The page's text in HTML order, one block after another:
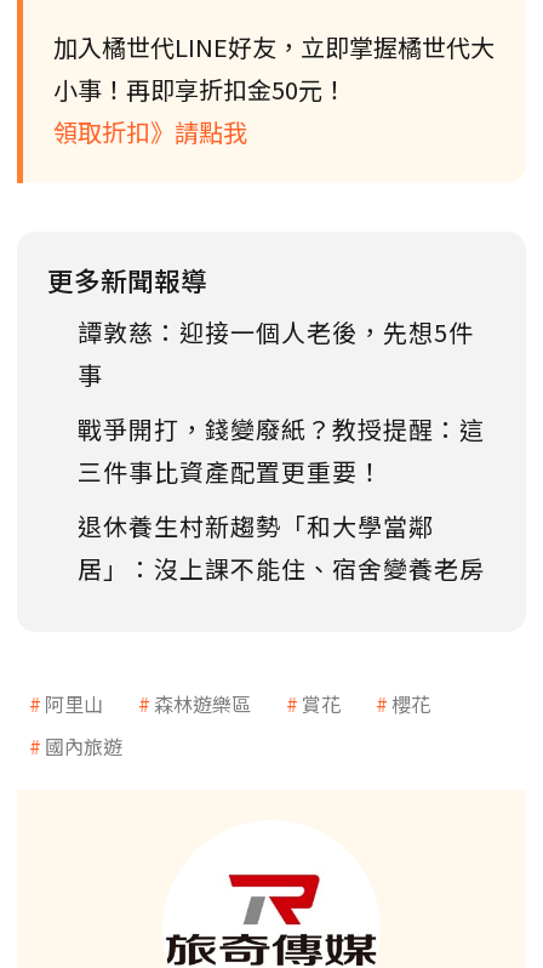
加入橘世代LINE好友，立即掌握橘世代大
小事！再即享折扣金50元！
領取折扣》請點我
更多新聞報導
譚敦慈：迎接一個人老後，先想5件
事
戰爭開打，錢變廢紙？教授提醒：這
三件事比資產配置更重要！
退休養生村新趨勢「和大學當鄰
居」：沒上課不能住、宿舍變養老房
阿里山 森林遊樂區 賞花
櫻花
國內旅遊